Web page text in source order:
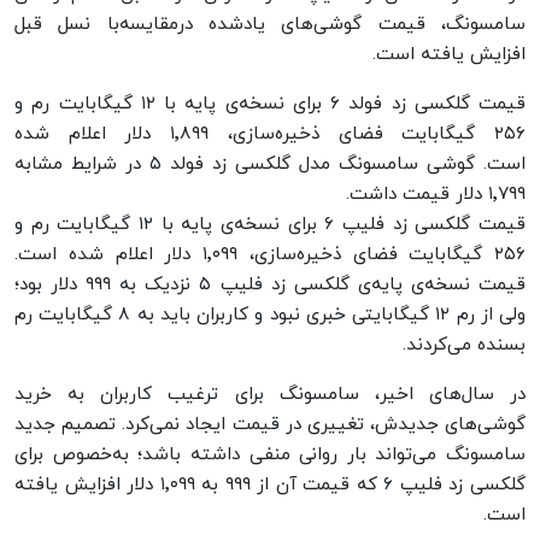
سامسونگ، قیمت گوشی‌های یادشده درمقایسه‌با نسل قبل
افزایش یافته است.
قیمت گلکسی زد فولد ۶ برای نسخه‌ی پایه با ۱۲ گیگابایت رم و
۲۵۶ گیگابایت فضای ذخیره‌سازی، ۱٬۸۹۹ دلار اعلام شده
است. گوشی سامسونگ مدل گلکسی زد فولد ۵ در شرایط مشابه
۱٬۷۹۹ دلار قیمت داشت.
قیمت گلکسی زد فلیپ ۶ برای نسخه‌ی پایه با ۱۲ گیگابایت رم و
۲۵۶ گیگابایت فضای ذخیره‌سازی، ۱٬۰۹۹ دلار اعلام شده است.
قیمت نسخه‌ی پایه‌ی گلکسی زد فلیپ ۵ نزدیک به ۹۹۹ دلار بود؛
ولی از رم ۱۲ گیگابایتی خبری نبود و کاربران باید به ۸ گیگابایت رم
بسنده می‌کردند.
در سال‌های اخیر، سامسونگ برای ترغیب کاربران به خرید
گوشی‌های جدیدش، تغییری در قیمت ایجاد نمی‌کرد. تصمیم جدید
سامسونگ می‌تواند بار روانی منفی داشته باشد؛ به‌خصوص برای
گلکسی زد فلیپ ۶ که قیمت آن از ۹۹۹ به ۱٬۰۹۹ دلار افزایش یافته
است.